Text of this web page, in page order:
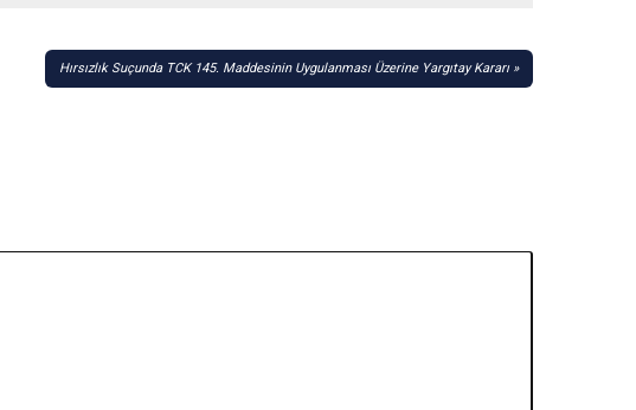
Hırsızlık Suçunda TCK 145. Maddesinin Uygulanması Üzerine Yargıtay Kararı